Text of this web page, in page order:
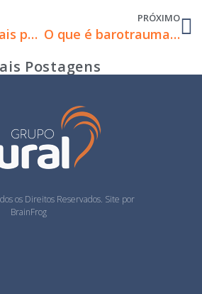
5 dicas essenciais para quem vai comprar aparelho auditivo
PRÓXIMO
O que é barotrauma e quando procurar ajuda médica?
Postagens
os Direitos Reservados. Site por
BrainFrog